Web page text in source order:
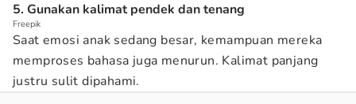
5. Gunakan kalimat pendek dan tenang
Freepik
Saat emosi anak sedang besar, kemampuan mereka
memproses bahasa juga menurun. Kalimat panjang
justru sulit dipahami.